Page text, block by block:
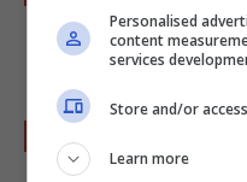
stampini
frigorifero per
Poco prima di
acqua calda e
Personalised
content
services
Store and/or
Learn more